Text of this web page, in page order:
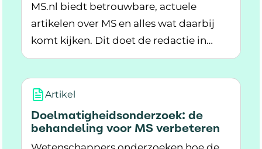
MS.nl biedt betrouwbare, actuele
artikelen over MS en alles wat daarbij
komt kijken. Dit doet de redactie in
samenwerking met verschillende
Lees meer over Zo werken deskundigen mee
Artikel
Doelmatigheidsonderzoek: de
behandeling voor MS verbeteren